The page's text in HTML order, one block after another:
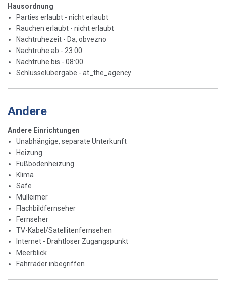
Hausordnung
Parties erlaubt - nicht erlaubt
Rauchen erlaubt - nicht erlaubt
Nachtruhezeit - Da, obvezno
Nachtruhe ab - 23:00
Nachtruhe bis - 08:00
Schlüsselübergabe - at_the_agency
Andere
Andere Einrichtungen
Unabhängige, separate Unterkunft
Heizung
Fußbodenheizung
Klima
Safe
Mülleimer
Flachbildfernseher
Fernseher
TV-Kabel/Satellitenfernsehen
Internet - Drahtloser Zugangspunkt
Meerblick
Fahrräder inbegriffen